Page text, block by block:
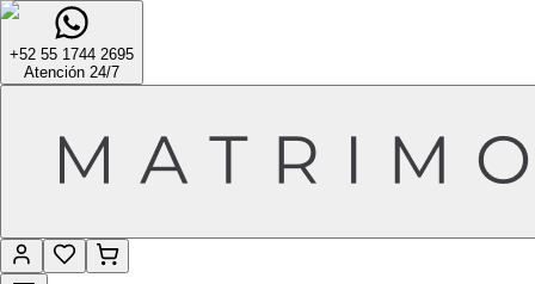
+52 55 1744 2695
Atención 24/7